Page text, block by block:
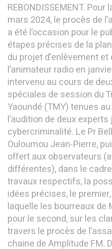
REBONDISSEMENT.
mars 2024, le procès de
a été l’occasion pour le
étapes précises de la
du projet d’enlèvement
l’animateur radio en
intervenu au cours de
spéciales de session du
Yaoundé (TMY) tenues
l’audition de deux
cybercriminalité. Le Pr
Ouloumou Jean-Pierre,
offert aux observateurs
différentes), dans le
travaux respectifs, la
idées précises, le
laquelle les bourreaux de
pour le second, sur les
travers le procès de
chaine de Amplitude FM.